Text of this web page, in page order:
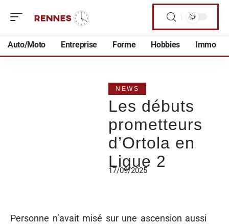
Auto/Moto Entreprise Forme Hobbies Immo
NEWS
Les débuts
prometteurs
d’Ortola en
Ligue 2
17/09/2025
Personne n’avait misé sur une ascension aussi